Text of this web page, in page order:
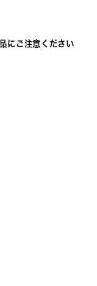
にご注意ください